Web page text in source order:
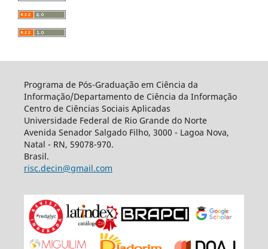
Programa de Pós-Graduação em Ciência da
Informação/Departamento de Ciência da Informação
Centro de Ciências Sociais Aplicadas
Universidade Federal de Rio Grande do Norte
Avenida Senador Salgado Filho, 3000 - Lagoa Nova,
Natal - RN, 59078-970.
Brasil.
risc.decin@gmail.com